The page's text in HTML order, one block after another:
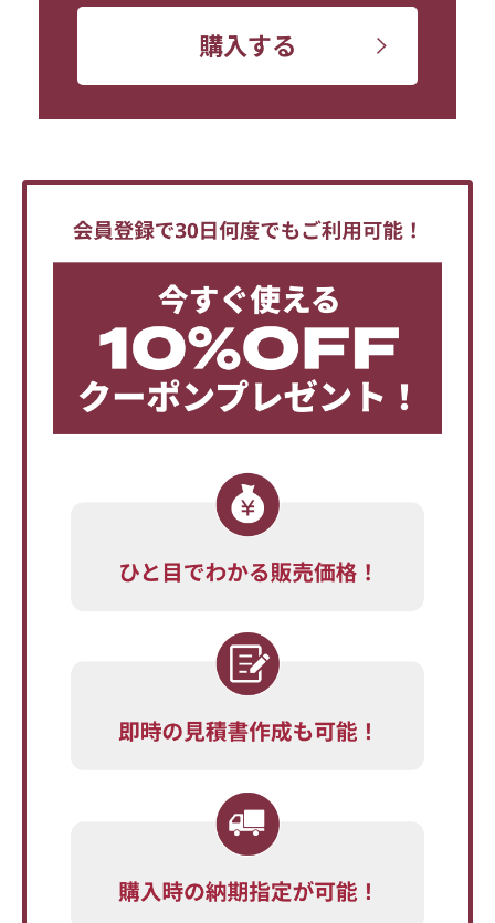
購入する